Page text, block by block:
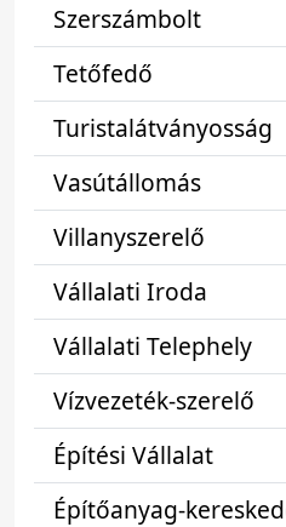
Szerszámbolt
Tetőfedő
Turistalátványosság
Vasútállomás
Villanyszerelő
Vállalati Iroda
Vállalati Telephely
Vízvezeték-szerelő
Építési Vállalat
Építőanyag-